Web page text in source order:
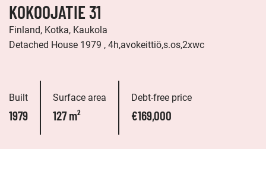
KOKOOJATIE 31
Finland, Kotka, Kaukola
Detached House 1979 , 4h,avokeittiö,s.os,2xwc
Built
1979
Surface area
127 m²
Debt-free price
€169,000